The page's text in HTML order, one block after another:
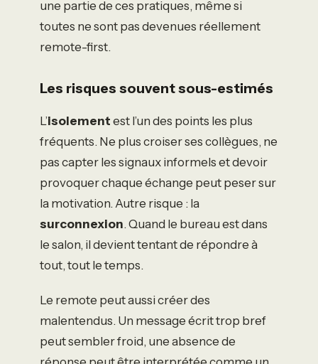
une partie de ces pratiques, même si
toutes ne sont pas devenues réellement
remote-first.
Les risques souvent sous-estimés
L’isolement est l’un des points les plus
fréquents. Ne plus croiser ses collègues, ne
pas capter les signaux informels et devoir
provoquer chaque échange peut peser sur
la motivation. Autre risque : la
surconnexion. Quand le bureau est dans
le salon, il devient tentant de répondre à
tout, tout le temps.
Le remote peut aussi créer des
malentendus. Un message écrit trop bref
peut sembler froid, une absence de